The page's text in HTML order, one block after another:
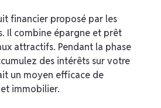
financier proposé par les
Il combine épargne et prêt
attractifs. Pendant la phase
des intérêts sur votre
un moyen efficace de
immobilier.